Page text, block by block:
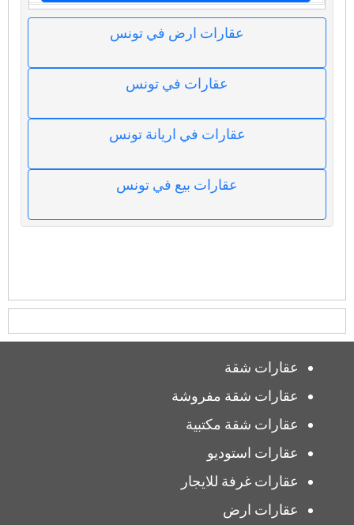
عقارات ارض في تونس
عقارات في تونس
عقارات في اريانة تونس
عقارات بيع في تونس
عقارات شقة
عقارات شقة مفروشة
عقارات شقة مكتبية
عقارات استوديو
عقارات غرفة للايجار
عقارات ارض